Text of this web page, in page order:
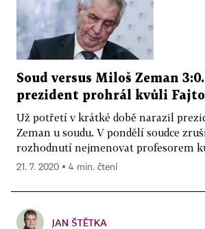
Soud versus Miloš Zeman
prezident prohrál kvůli
Už potřetí v krátké době narazil
Zeman u soudu. V pondělí soudce
rozhodnutí nejmenovat profesorem
21. 7. 2020 ▪ 4 min. čtení
JAN ŠTĚTKA